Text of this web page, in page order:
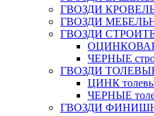
ГВОЗДИ
ГВОЗДИ
ГВОЗДИ
ЧЕРНЫЕ
ГВОЗДИ
ЦИНК
ЧЕРНЫЕ
ГВОЗДИ